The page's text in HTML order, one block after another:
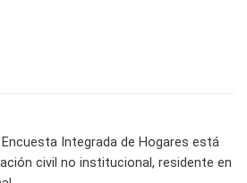
Encuesta Integrada de Hogares está
civil no institucional, residente en